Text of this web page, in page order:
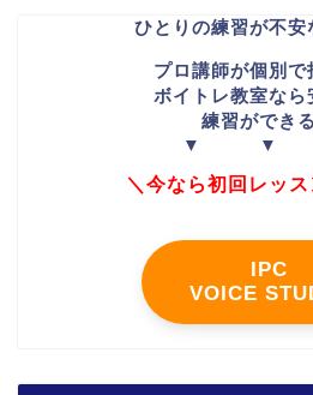
ひとりの練習が不安
プロ講師が個別で
ボイトレ教室なら
練習ができる
▼ ▼
＼今なら初回レッ
IPC
VOICE